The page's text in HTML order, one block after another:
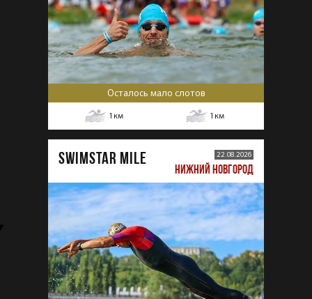
Осталось мало слотов
1 км 1 км
SWIMSTAR MILE 22.08.2026
НИЖНИЙ НОВГОРОД